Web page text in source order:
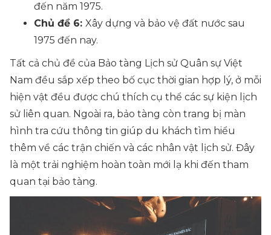
đến năm 1975.
Chủ đề 6: Xây dựng và bảo vệ đất nước sau
1975 đến nay.
Tất cả chủ đề của Bảo tàng Lịch sử Quân sự Việt
Nam đều sắp xếp theo bố cục thời gian hợp lý, ở mỗi
hiện vật đều được chú thích cụ thể các sự kiện lịch
sử liên quan. Ngoài ra, bảo tàng còn trang bị màn
hình tra cứu thông tin giúp du khách tìm hiểu
thêm về các trận chiến và các nhân vật lịch sử. Đây
là một trải nghiệm hoàn toàn mới lạ khi đến tham
quan tại bảo tàng.